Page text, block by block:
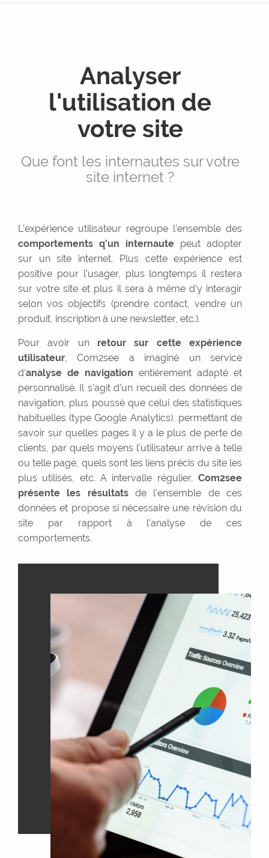
Expérience utilisateur
WordPress
Devis
Analyser
l'utilisation de
votre site
Que font les internautes sur votre
site internet ?
L’expérience utilisateur regroupe l’ensemble des
comportements q’un internaute peut adopter
sur un site internet. Plus cette expérience est
positive pour l’usager, plus longtemps il restera
sur votre site et plus il sera à même d’y interagir
selon vos objectifs (prendre contact, vendre un
produit, inscription à une newsletter, etc.).
Pour avoir un retour sur cette expérience
utilisateur, Com2see a imaginé un service
d’analyse de navigation entièrement adapté et
personnalisé. Il s’agit d’un recueil des données de
navigation, plus poussé que celui des statistiques
habituelles (type Google Analytics), permettant de
savoir sur quelles pages il y a le plus de perte de
clients, par quels moyens l’utilisateur arrive à telle
ou telle page, quels sont les liens précis du site les
plus utilisés, etc. A intervalle régulier, Com2see
présente les résultatsde l’ensemble de ces
données et propose si nécessaire une révision du
site par rapport à l’analyse de ces
comportements.